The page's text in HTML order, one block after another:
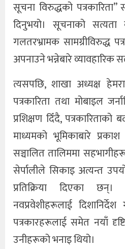
सूचना विरुद्धको पत्रकारिता”
दिनुभयो। सूचनाको सत्यता
गलतरभ्रामक सामग्रीविरुद्ध
अपनाउने भन्नेबारे व्यावहारिक
त्यसपछि, शाखा अध्यक्ष
पत्रकारिता तथा मोबाइल
प्रशिक्षण दिँदै,
माध्यमको भूमिकाबारे
सञ्चालित तालिममा
सेर्पालीले सिकाइ अत्यन्त
प्रतिक्रिया दिएका छन्।
नवप्रवेशीहरूलाई
पत्रकारहरूलाई समेत नयाँ
उनीहरूको भनाइ थियो।